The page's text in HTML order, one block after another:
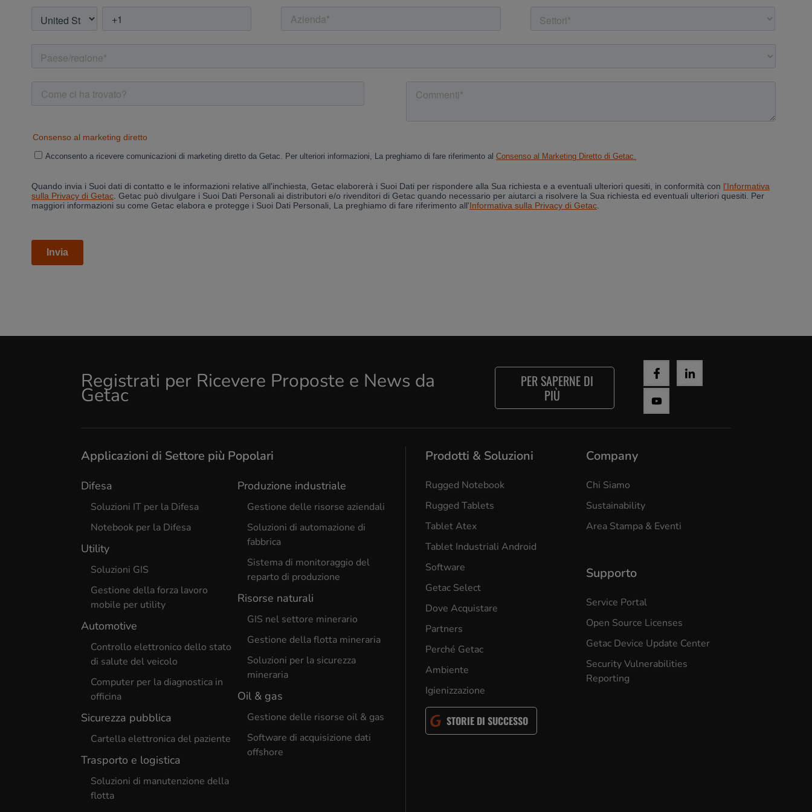
Registrati per Ricevere Proposte e News da
Getac
PER SAPERNE DI
PIÙ
Applicazioni di Settore più Popolari
Difesa
Soluzioni IT per la Difesa
Notebook per la Difesa
Utility
Soluzioni GIS
Gestione della forza lavoro
mobile per utility
Automotive
Controllo elettronico dello stato
di salute del veicolo
Computer per la diagnostica in
officina
Sicurezza pubblica
Cartella elettronica del paziente
Trasporto e logistica
Soluzioni di manutenzione della
flotta
Produzione industriale
Gestione delle risorse aziendali
Soluzioni di automazione di
fabbrica
Sistema di monitoraggio del
reparto di produzione
Risorse naturali
GIS nel settore minerario
Gestione della flotta mineraria
Soluzioni per la sicurezza
mineraria
Oil & gas
Gestione delle risorse oil & gas
Software di acquisizione dati
offshore
Prodotti & Soluzioni
Rugged Notebook
Rugged Tablets
Tablet Atex
Tablet Industriali Android
Software
Getac Select
Dove Acquistare
Partners
Perché Getac
Ambiente
Igienizzazione
STORIE DI SUCCESSO
Company
Chi Siamo
Sustainability
Area Stampa & Eventi
Supporto
Service Portal
Open Source Licenses
Getac Device Update Center
Security Vulnerabilities
Reporting